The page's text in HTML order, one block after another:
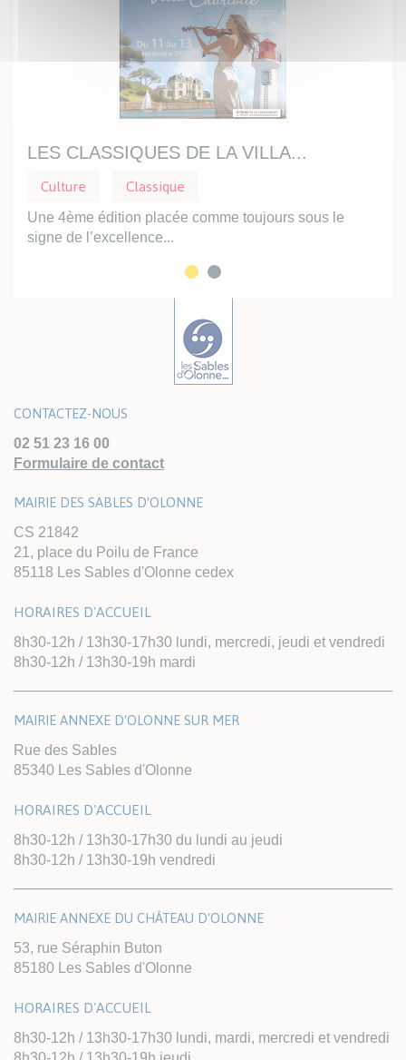
LES CLASSIQUES DE LA VILLA...
Culture Classique
Une 4ème édition placée comme toujours sous le
signe de l’excellence...
CONTACTEZ-NOUS
02 51 23 16 00
Formulaire de contact
MAIRIE DES SABLES D'OLONNE
CS 21842
21, place du Poilu de France
85118 Les Sables d'Olonne cedex
HORAIRES D'ACCUEIL
8h30-12h / 13h30-17h30 lundi, mercredi, jeudi et vendredi
8h30-12h / 13h30-19h mardi
MAIRIE ANNEXE D'OLONNE SUR MER
Rue des Sables
85340 Les Sables d'Olonne
HORAIRES D'ACCUEIL
8h30-12h / 13h30-17h30 du lundi au jeudi
8h30-12h / 13h30-19h vendredi
MAIRIE ANNEXE DU CHÂTEAU D'OLONNE
53, rue Séraphin Buton
85180 Les Sables d'Olonne
HORAIRES D'ACCUEIL
8h30-12h / 13h30-17h30 lundi, mardi, mercredi et vendredi